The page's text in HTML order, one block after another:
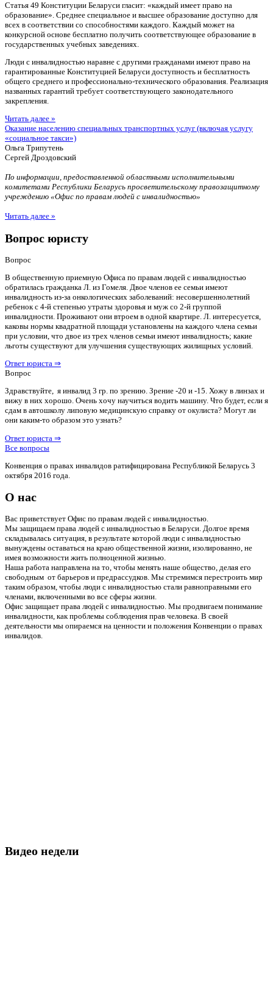
Статья 49 Конституции Беларуси гласит: «каждый имеет право на
образование». Среднее специальное и высшее образование доступно для
всех в соответствии со способностями каждого. Каждый может на
конкурсной основе бесплатно получить соответствующее образование в
государственных учебных заведениях.
Люди с инвалидностью наравне с другими гражданами имеют право на
гарантированные Конституцией Беларуси доступность и бесплатность
общего среднего и профессионально-технического образования. Реализация
названных гарантий требует соответствующего законодательного
закрепления.
Читать далее »
Оказание населению специальных транспортных услуг (включая услугу
«социальное такси»)
Ольга Трипутень
Сергей Дроздовский
По информации, предоставленной областными исполнительными
комитетами Республики Беларусь просветительскому правозащитному
учреждению «Офис по правам людей с инвалидностью»
Читать далее »
Вопрос юристу
Вопрос
В общественную приемную Офиса по правам людей с инвалидностью
обратилась гражданка Л. из Гомеля. Двое членов ее семьи имеют
инвалидность из-за онкологических заболеваний: несовершеннолетний
ребенок с 4-й степенью утраты здоровья и муж со 2-й группой
инвалидности. Проживают они втроем в одной квартире. Л. интересуется,
каковы нормы квадратной площади установлены на каждого члена семьи
при условии, что двое из трех членов семьи имеют инвалидность; какие
льготы существуют для улучшения существующих жилищных условий.
Ответ юриста ⇒
Вопрос
Здравствуйте, я инвалид 3 гр. по зрению. Зрение -20 и -15. Хожу в линзах и
вижу в них хорошо. Очень хочу научиться водить машину. Что будет, если я
сдам в автошколу липовую медицинскую справку от окулиста? Могут ли
они каким-то образом это узнать?
Ответ юриста ⇒
Все вопросы
Конвенция о правах инвалидов ратифицирована Республикой Беларусь 3
октября 2016 года.
О нас
Вас приветствует Офис по правам людей с инвалидностью.
Мы защищаем права людей с инвалидностью в Беларуси. Долгое время
складывалась ситуация, в результате которой люди с инвалидностью
вынуждены оставаться на краю общественной жизни, изолированно, не
имея возможности жить полноценной жизнью.
Наша работа направлена на то, чтобы менять наше общество, делая его
свободным от барьеров и предрассудков. Мы стремимся перестроить мир
таким образом, чтобы люди с инвалидностью стали равноправными его
членами, включенными во все сферы жизни.
Офис защищает права людей с инвалидностью. Мы продвигаем понимание
инвалидности, как проблемы соблюдения прав человека. В своей
деятельности мы опираемся на ценности и положения Конвенции о правах
инвалидов.
Видео недели